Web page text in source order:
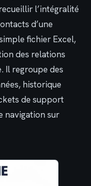
l’intégralité
d’une
fichier Excel,
des relations
Il regroupe des
historique
de support
navigation sur